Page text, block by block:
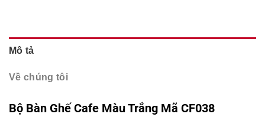
Mô tả
Về chúng tôi
Bộ Bàn Ghế Cafe Màu Trắng Mã CF038